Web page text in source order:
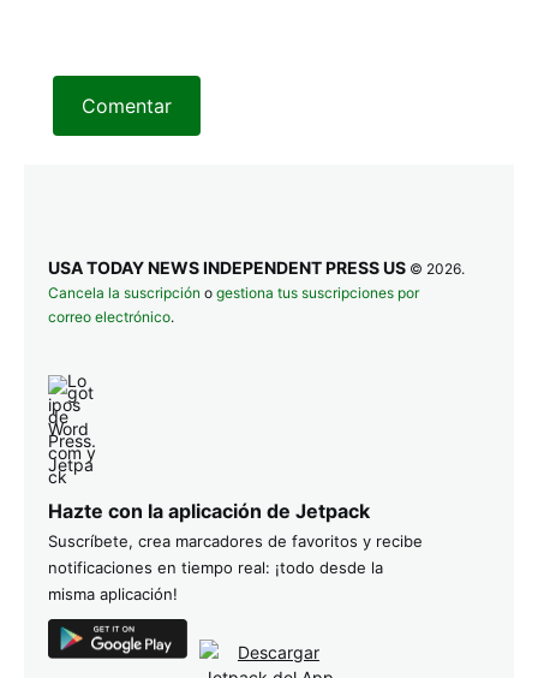
Comentar
USA TODAY NEWS INDEPENDENT PRESS US © 2026.
Cancela la suscripción o gestiona tus suscripciones por
correo electrónico.
Hazte con la aplicación de Jetpack
Suscríbete, crea marcadores de favoritos y recibe
notificaciones en tiempo real: ¡todo desde la
misma aplicación!